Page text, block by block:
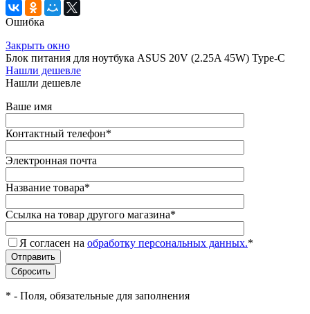
Ошибка
Закрыть окно
Блок питания для ноутбука ASUS 20V (2.25A 45W) Type-C
Нашли дешевле
Нашли дешевле
Ваше имя
Контактный телефон*
Электронная почта
Название товара*
Ссылка на товар другого магазина*
Я согласен на обработку персональных данных.*
* - Поля, обязательные для заполнения